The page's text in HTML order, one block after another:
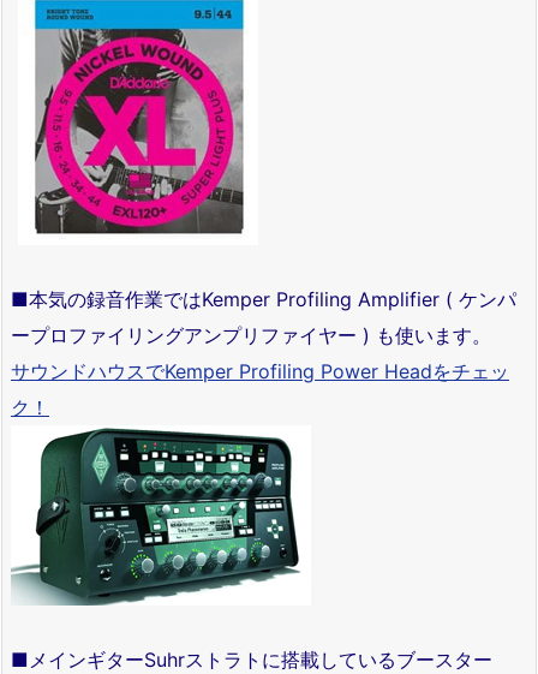
■本気の録音作業ではKemper Profiling Amplifier ( ケンパ
ープロファイリングアンプリファイヤー ) も使います。
サウンドハウスでKemper Profiling Power Headをチェッ
ク！
■メインギターSuhrストラトに搭載しているブースター